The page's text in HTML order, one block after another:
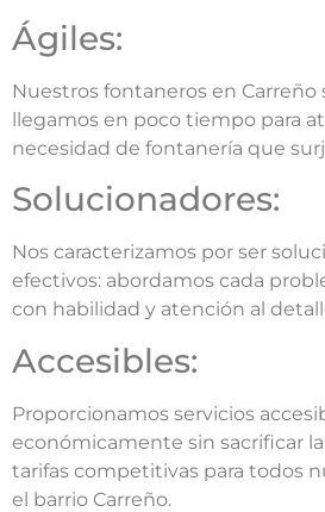
Ágiles:
Nuestros fontaneros en Carreño
llegamos en poco tiempo para
necesidad de fontanería que
Solucionadores:
Nos caracterizamos por ser
efectivos: abordamos cada
con habilidad y atención al
Accesibles:
Proporcionamos servicios
económicamente sin sacrificar
tarifas competitivas para todos
el barrio Carreño.